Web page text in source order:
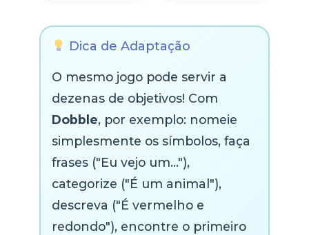
Dica de Adaptação
O mesmo jogo pode servir a
dezenas de objetivos! Com
Dobble, por exemplo: nomeie
simplesmente os símbolos, faça
frases ("Eu vejo um..."),
categorize ("É um animal"),
descreva ("É vermelho e
redondo"), encontre o primeiro